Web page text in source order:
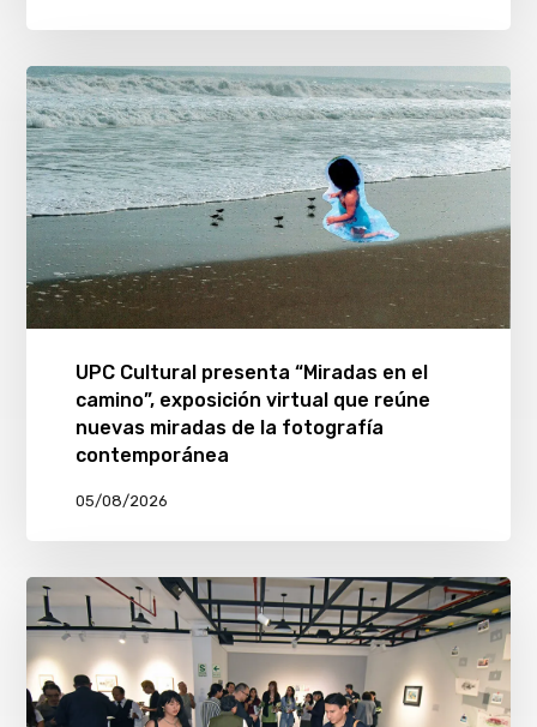
UPC Cultural presenta “Miradas en el
camino”, exposición virtual que reúne
nuevas miradas de la fotografía
contemporánea
05/08/2026